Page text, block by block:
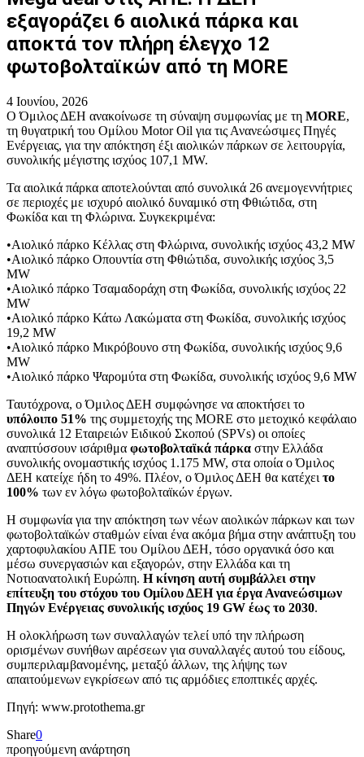
εξαγοράζει 6 αιολικά πάρκα και
αποκτά τον πλήρη έλεγχο 12
φωτοβολταϊκών από τη MORE
4 Ιουνίου, 2026
Ο Όμιλος ΔΕΗ ανακοίνωσε τη σύναψη συμφωνίας με τη MORE,
τη θυγατρική του Ομίλου Motor Oil για τις Ανανεώσιμες Πηγές
Ενέργειας, για την απόκτηση έξι αιολικών πάρκων σε λειτουργία,
συνολικής μέγιστης ισχύος 107,1 MW.
Τα αιολικά πάρκα αποτελούνται από συνολικά 26 ανεμογεννήτριες
σε περιοχές με ισχυρό αιολικό δυναμικό στη Φθιώτιδα, στη
Φωκίδα και τη Φλώρινα. Συγκεκριμένα:
•Αιολικό πάρκο Κέλλας στη Φλώρινα, συνολικής ισχύος 43,2 MW
•Αιολικό πάρκο Οπουντία στη Φθιώτιδα, συνολικής ισχύος 3,5
MW
•Αιολικό πάρκο Τσαμαδοράχη στη Φωκίδα, συνολικής ισχύος 22
MW
•Αιολικό πάρκο Κάτω Λακώματα στη Φωκίδα, συνολικής ισχύος
19,2 MW
•Αιολικό πάρκο Μικρόβουνο στη Φωκίδα, συνολικής ισχύος 9,6
MW
•Αιολικό πάρκο Ψαρομύτα στη Φωκίδα, συνολικής ισχύος 9,6 MW
Ταυτόχρονα, ο Όμιλος ΔΕΗ συμφώνησε να αποκτήσει το
υπόλοιπο 51% της συμμετοχής της MORE στο μετοχικό κεφάλαιο
συνολικά 12 Εταιρειών Ειδικού Σκοπού (SPVs) οι οποίες
αναπτύσσουν ισάριθμα φωτοβολταϊκά πάρκα στην Ελλάδα
συνολικής ονομαστικής ισχύος 1.175 MW, στα οποία ο Όμιλος
ΔΕΗ κατείχε ήδη το 49%. Πλέον, ο Όμιλος ΔΕΗ θα κατέχει το
100% των εν λόγω φωτοβολταϊκών έργων.
Η συμφωνία για την απόκτηση των νέων αιολικών πάρκων και των
φωτοβολταϊκών σταθμών είναι ένα ακόμα βήμα στην ανάπτυξη του
χαρτοφυλακίου ΑΠΕ του Ομίλου ΔΕΗ, τόσο οργανικά όσο και
μέσω συνεργασιών και εξαγορών, στην Ελλάδα και τη
Νοτιοανατολική Ευρώπη. Η κίνηση αυτή συμβάλλει στην
επίτευξη του στόχου του Ομίλου ΔΕΗ για έργα Ανανεώσιμων
Πηγών Ενέργειας συνολικής ισχύος 19 GW έως το 2030.
Η ολοκλήρωση των συναλλαγών τελεί υπό την πλήρωση
ορισμένων συνήθων αιρέσεων για συναλλαγές αυτού του είδους,
συμπεριλαμβανομένης, μεταξύ άλλων, της λήψης των
απαιτούμενων εγκρίσεων από τις αρμόδιες εποπτικές αρχές.
Πηγή: www.protothema.gr
Share0
προηγούμενη ανάρτηση